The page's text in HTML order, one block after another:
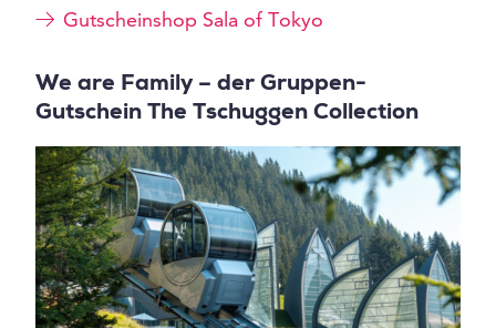
Gutscheinshop Sala of Tokyo
We are Family – der Gruppen-
Gutschein The Tschuggen Collection